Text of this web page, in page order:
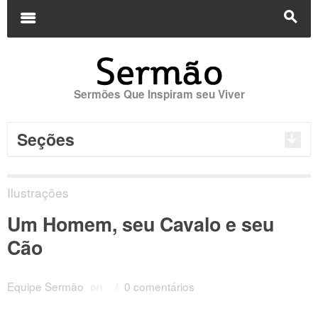
s
m
Sermões Que Inspiram seu Viver
Seções
Ilustrações
Um Homem, seu Cavalo e seu
Cão
Equipe Sermão on 0 comentários